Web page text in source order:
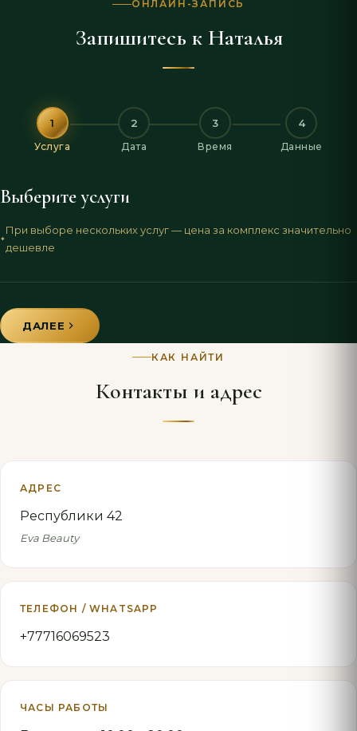
ОНЛАЙН-ЗАПИСЬ
Запишитесь к Наталья
1
Услуга
2
Дата
3
Время
4
Данные
Выберите услуги
При выборе нескольких услуг — цена за комплекс значительно
дешевле
ДАЛЕЕ
КАК НАЙТИ
Контакты и адрес
АДРЕС
Республики 42
Eva Beauty
ТЕЛЕФОН / WHATSAPP
+77716069523
ЧАСЫ РАБОТЫ